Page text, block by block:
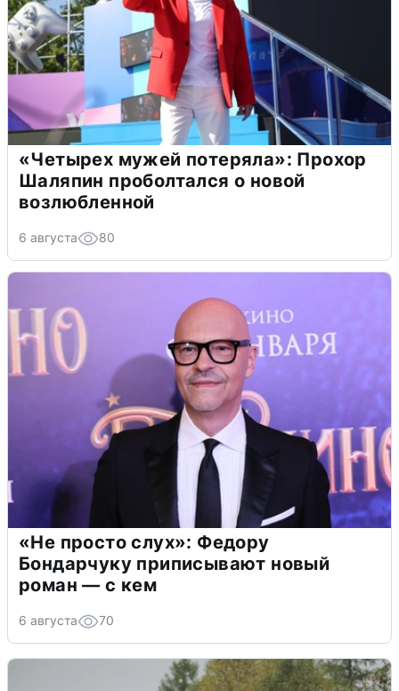
«Четырех мужей потеряла»: Прохор
Шаляпин проболтался о новой
возлюбленной
6 августа 80
«Не просто слух»: Федору
Бондарчуку приписывают новый
роман — с кем
6 августа 70